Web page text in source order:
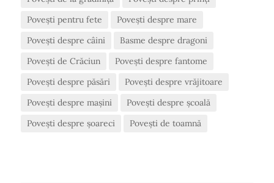
Povești pentru fete
Povești despre mare
Povești despre câini
Basme despre dragoni
Povești de Crăciun
Povești despre fantome
Povești despre păsări
Povești despre vrăjitoare
Povești despre mașini
Povești despre școală
Povești despre șoareci
Povești de toamnă